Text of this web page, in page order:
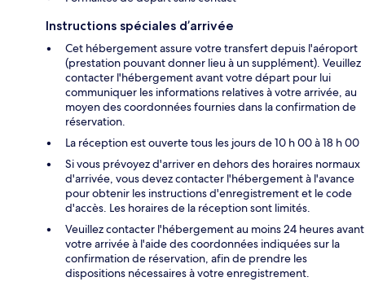
Instructions spéciales d’arrivée
Cet hébergement assure votre transfert depuis l'aéroport
(prestation pouvant donner lieu à un supplément). Veuillez
contacter l'hébergement avant votre départ pour lui
communiquer les informations relatives à votre arrivée, au
moyen des coordonnées fournies dans la confirmation de
réservation.
La réception est ouverte tous les jours de 10 h 00 à 18 h 00
Si vous prévoyez d'arriver en dehors des horaires normaux
d'arrivée, vous devez contacter l'hébergement à l'avance
pour obtenir les instructions d'enregistrement et le code
d'accès. Les horaires de la réception sont limités.
Veuillez contacter l'hébergement au moins 24 heures avant
votre arrivée à l'aide des coordonnées indiquées sur la
confirmation de réservation, afin de prendre les
dispositions nécessaires à votre enregistrement.